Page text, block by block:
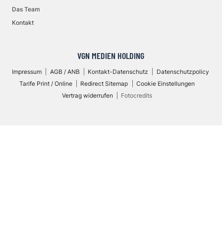
Das Team
Kontakt
VGN MEDIEN HOLDING
Impressum AGB / ANB Kontakt-Datenschutz
Datenschutzpolicy
Tarife Print / Online
Redirect Sitemap
Cookie Einstellungen
Vertrag widerrufen
Fotocredits